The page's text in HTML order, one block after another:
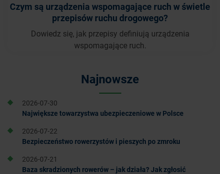
Czym są urządzenia wspomagające ruch w świetle
przepisów ruchu drogowego?
Dowiedz się, jak przepisy definiują urządzenia
wspomagające ruch.
Najnowsze
2026-07-30
Największe towarzystwa ubezpieczeniowe w Polsce
2026-07-22
Bezpieczeństwo rowerzystów i pieszych po zmroku
2026-07-21
Baza skradzionych rowerów – jak działa? Jak zgłosić